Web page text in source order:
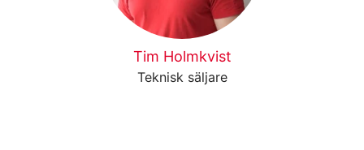
Tim Holmkvist
Teknisk säljare